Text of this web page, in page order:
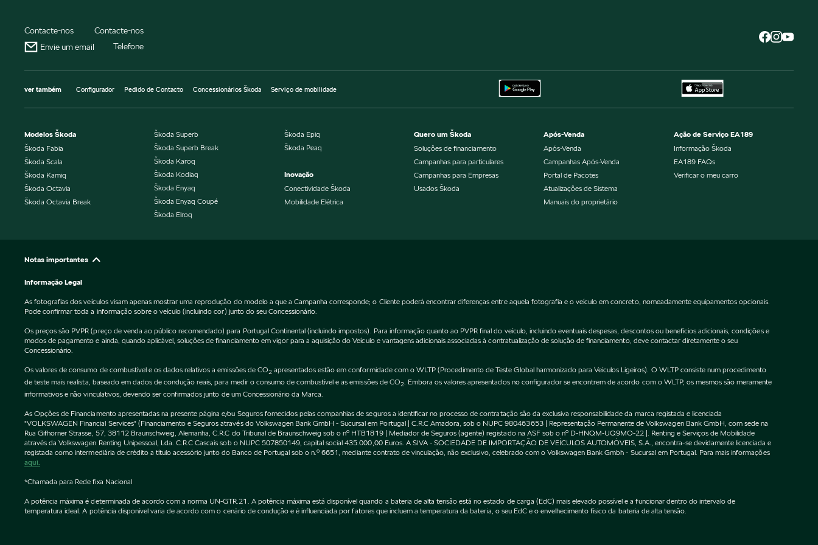
Contacte-nos
Envie um email
Contacte-nos
Telefone
ver também Configurador Pedido de Contacto Concessionários Škoda Serviço de mobilidade
Modelos Škoda
Škoda Fabia
Škoda Scala
Škoda Kamiq
Škoda Octavia
Škoda Octavia Break
Škoda Superb
Škoda Superb Break
Škoda Karoq
Škoda Kodiaq
Škoda Enyaq
Škoda Enyaq Coupé
Škoda Elroq
Škoda Epiq
Škoda Peaq
Inovação
Conectividade Škoda
Mobilidade Elétrica
Quero um Škoda
Soluções de financiamento
Campanhas para particulares
Campanhas para Empresas
Usados Škoda
Após-Venda
Após-Venda
Campanhas Após-Venda
Portal de Pacotes
Atualizações de Sistema
Manuais do proprietário
Ação de Serviço EA189
Informação Škoda
EA189 FAQs
Verificar o meu carro
Notas importantes
Informação Legal
As fotografias dos veículos visam apenas mostrar uma reprodução do modelo a que a Campanha corresponde; o Cliente poderá encontrar diferenças entre aquela fotografia e o veículo em concreto, nomeadamente equipamentos opcionais.
Pode confirmar toda a informação sobre o veículo (incluindo cor) junto do seu Concessionário.
Os preços são PVPR (preço de venda ao público recomendado) para Portugal Continental (incluindo impostos). Para informação quanto ao PVPR final do veículo, incluindo eventuais despesas, descontos ou benefícios adicionais, condições e
modos de pagamento e ainda, quando aplicável, soluções de financiamento em vigor para a aquisição do Veículo e vantagens adicionais associadas à contratualização de solução de financiamento, deve contactar diretamente o seu
Concessionário.
Os valores de consumo de combustível e os dados relativos a emissões de CO2 apresentados estão em conformidade com o WLTP (Procedimento de Teste Global harmonizado para Veículos Ligeiros). O WLTP consiste num procedimento
de teste mais realista, baseado em dados de condução reais, para medir o consumo de combustível e as emissões de CO2 . Embora os valores apresentados no configurador se encontrem de acordo com o WLTP, os mesmos são meramente
informativos e não vinculativos, devendo ser confirmados junto de um Concessionário da Marca.
As Opções de Financiamento apresentadas na presente página e/ou Seguros fornecidos pelas companhias de seguros a identificar no processo de contratação são da exclusiva responsabilidade da marca registada e licenciada
"VOLKSWAGEN Financial Services" (Financiamento e Seguros através do Volkswagen Bank GmbH - Sucursal em Portugal | C.R.C Amadora, sob o NUPC 980463653 | Representação Permanente de Volkswagen Bank GmbH, com sede na
Rua Gifhorner Strasse, 57, 38112 Braunschweig, Alemanha, C.R.C do Tribunal de Braunschweig sob o nº HTB1819 | Mediador de Seguros (agente) registado na ASF sob o nº D-HNQM-UQ9MO-22 |. Renting e Serviços de Mobilidade
através da Volkswagen Renting Unipessoal, Lda. C.R.C Cascais sob o NUPC 507850149, capital social 435.000,00 Euros. A SIVA - SOCIEDADE DE IMPORTAÇÃO DE VEÍCULOS AUTOMÓVEIS, S.A., encontra-se devidamente licenciada e
registada como intermediária de crédito a título acessório junto do Banco de Portugal sob o n.º 6651, mediante contrato de vinculação, não exclusivo, celebrado com o Volkswagen Bank Gmbh - Sucursal em Portugal. Para mais informações
aqui.
*Chamada para Rede fixa Nacional
A potência máxima é determinada de acordo com a norma UN-GTR.21. A potência máxima está disponível quando a bateria de alta tensão está no estado de carga (EdC) mais elevado possível e a funcionar dentro do intervalo de
temperatura ideal. A potência disponível varia de acordo com o cenário de condução e é influenciada por fatores que incluem a temperatura da bateria, o seu EdC e o envelhecimento físico da bateria de alta tensão.